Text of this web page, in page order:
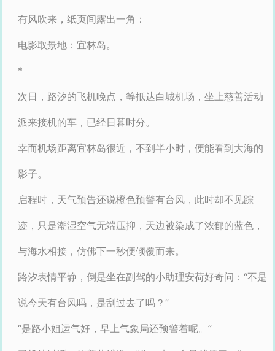
有风吹来，纸页间露出一角：
电影取景地：宜林岛。
*
次日，路汐的飞机晚点，等抵达白城机场，坐上慈善活动
派来接机的车，已经日暮时分。
幸而机场距离宜林岛很近，不到半小时，便能看到大海的
影子。
启程时，天气预告还说橙色预警有台风，此时却不见踪
迹，只是潮湿空气无端压抑，天边被染成了浓郁的蓝色，
与海水相接，仿佛下一秒便倾覆而来。
路汐表情平静，倒是坐在副驾的小助理安荷好奇问：“不是
说今天有台风吗，是刮过去了吗？”
“是路小姐运气好，早上气象局还预警着呢。”